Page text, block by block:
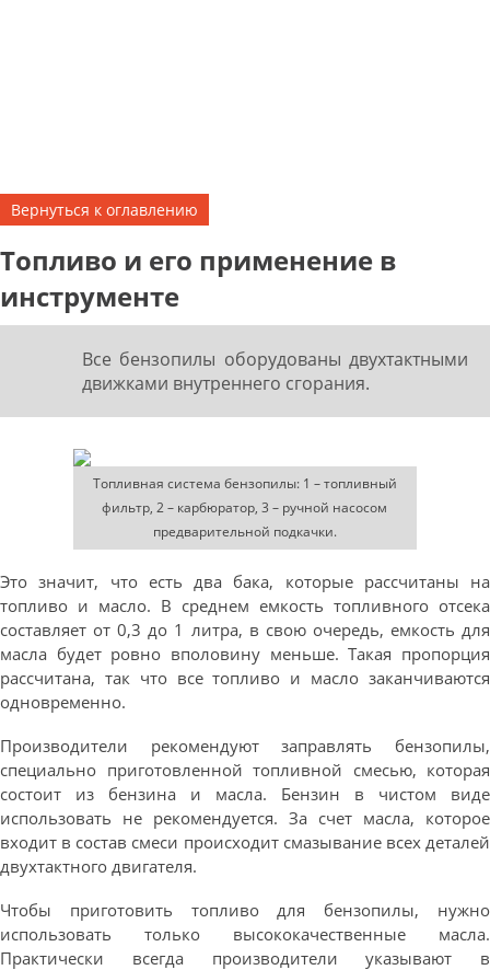
Вернуться к оглавлению
Топливо и его применение в
инструменте
Все бензопилы оборудованы двухтактными
движками внутреннего сгорания.
Топливная система бензопилы: 1 – топливный
фильтр, 2 – карбюратор, 3 – ручной насосом
предварительной подкачки.
Это значит, что есть два бака, которые рассчитаны на
топливо и масло. В среднем емкость топливного отсека
составляет от 0,3 до 1 литра, в свою очередь, емкость для
масла будет ровно вполовину меньше. Такая пропорция
рассчитана, так что все топливо и масло заканчиваются
одновременно.
Производители рекомендуют заправлять бензопилы,
специально приготовленной топливной смесью, которая
состоит из бензина и масла. Бензин в чистом виде
использовать не рекомендуется. За счет масла, которое
входит в состав смеси происходит смазывание всех деталей
двухтактного двигателя.
Чтобы приготовить топливо для бензопилы, нужно
использовать только высококачественные масла.
Практически всегда производители указывают в